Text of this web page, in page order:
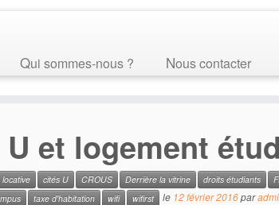
Qui sommes-nous ? Nous contacter
U et logement
cités U CROUS Derrière la vitrine droits étudiants
taxe d'habitation wifi wifirst le 12 février 2016par